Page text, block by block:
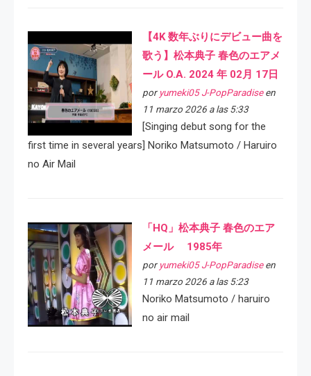
【4K 数年ぶりにデビュー曲を
歌う】松本典子 春色のエアメ
ール O.A. 2024 年 02月 17日
por yumeki05 J-PopParadiseen
11 marzo 2026 a las 5:33
[Singing debut song for the
first time in several years] Noriko Matsumoto / Haruiro
no Air Mail
「HQ」松本典子 春色のエア
メール 1985年
por yumeki05 J-PopParadiseen
11 marzo 2026 a las 5:23
Noriko Matsumoto / haruiro
no air mail